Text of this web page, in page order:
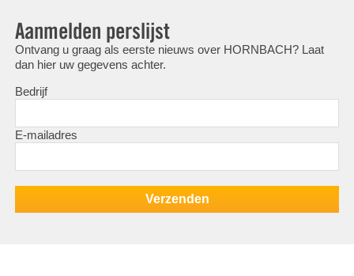
Aanmelden perslijst
Ontvang u graag als eerste nieuws over HORNBACH? Laat
dan hier uw gegevens achter.
Bedrijf
E-mailadres